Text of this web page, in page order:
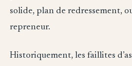
solide, plan de redressement,
repreneur.
Historiquement, les faillites